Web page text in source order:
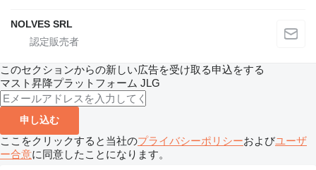
NOLVES SRL
このセクションからの新しい広告を受け取る申込をする
マスト昇降プラットフォーム JLG
申し込む
ここをクリックすると当社のプライバシーポリシーおよびユーザ
ー合意に同意したことになります。